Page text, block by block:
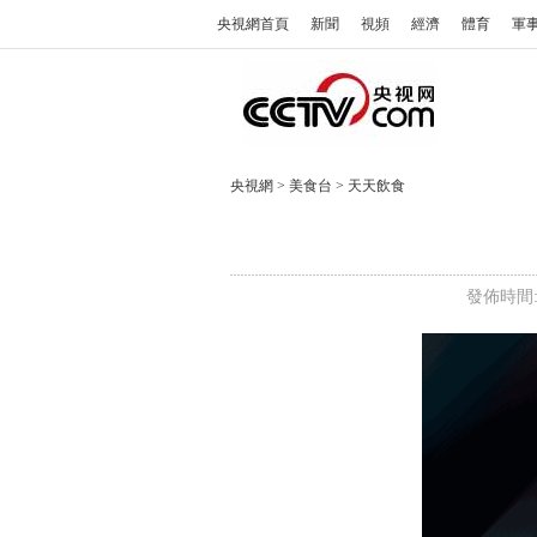
央視網首頁 新聞 視頻 經濟 體育 軍
央視網 > 美食台 > 天天飲食
發佈時